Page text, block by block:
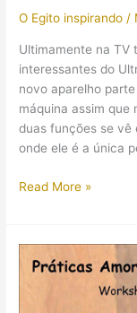
O Egito inspirando /
Ultimamente na TV
interessantes do
novo aparelho
máquina assim que
duas funções se vê
onde ele é a única
[Vídeo]
Ultrabook
Convertible
Read More »